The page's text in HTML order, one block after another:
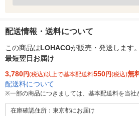
配送情報・送料について
この商品はLOHACOが販売・発送します。
最短翌日お届け
3,780円(税込)以上で基本配送料550円(税込)無
配送料について
※一部の商品につきましては、基本配送料を当社
在庫確認住所：東京都にお届け